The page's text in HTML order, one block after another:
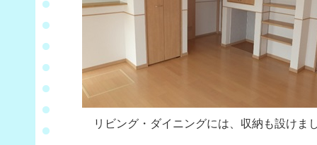
リビング・ダイニングには、収納も設けま